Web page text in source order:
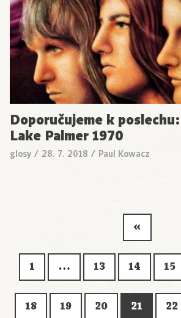
Doporučujeme k
Lake Palmer 1970
glosy / 28. 7. 2018 / Paul Kowacz
«
1 … 13 14 15
18 19 20 21 22